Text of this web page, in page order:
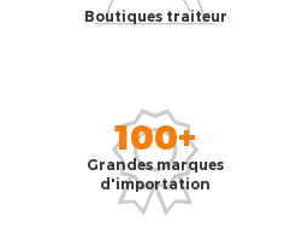
Boutiques traiteur
100+
Grandes marques
d'importation